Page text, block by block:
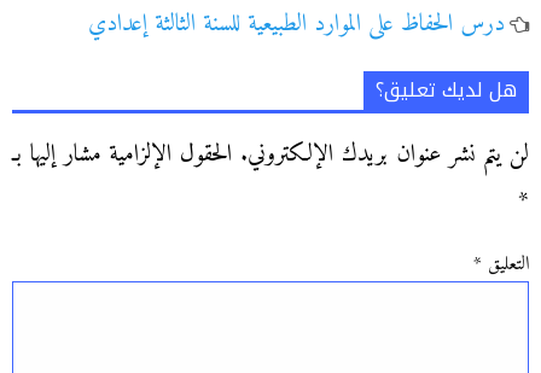
درس الحفاظ على الموارد الطبيعية للسنة الثالثة إعدادي
هل لديك تعليق؟
لن يتم نشر عنوان بريدك الإلكتروني. الحقول الإلزامية مشار إليها بـ
*
التعليق *